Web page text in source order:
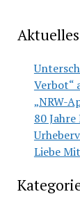
Aktuelles
Verbot“
„NRW-
80
Liebe